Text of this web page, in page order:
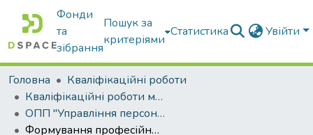
Фонди
та
зібрання
Пошук за
критеріями
Статистика Увійти
Головна
Кваліфікаційні роботи
Кваліфікаційні роботи магістрів
ОПП "Управління персоналом"
Формування професійних якостей лідера для роботи в закладі охорони здоров’я